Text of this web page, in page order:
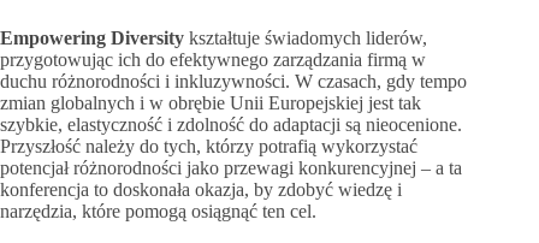
Empowering Diversity kształtuje świadomych liderów,
przygotowując ich do efektywnego zarządzania firmą w
duchu różnorodności i inkluzywności. W czasach, gdy tempo
zmian globalnych i w obrębie Unii Europejskiej jest tak
szybkie, elastyczność i zdolność do adaptacji są nieocenione.
Przyszłość należy do tych, którzy potrafią wykorzystać
potencjał różnorodności jako przewagi konkurencyjnej – a ta
konferencja to doskonała okazja, by zdobyć wiedzę i
narzędzia, które pomogą osiągnąć ten cel.